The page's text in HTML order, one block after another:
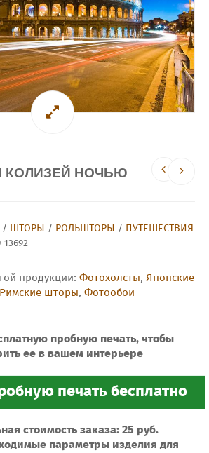
НОЧЬЮ
/ ШТОРЫ / РОЛЬШТОРЫ /
ПУТЕШЕСТВИЯ
продукции: Фотохолсты, Японские
Римские шторы, Фотообои
пробную печать, чтобы
ее в вашем интерьере
стоимость заказа: 25 руб.
параметры изделия для